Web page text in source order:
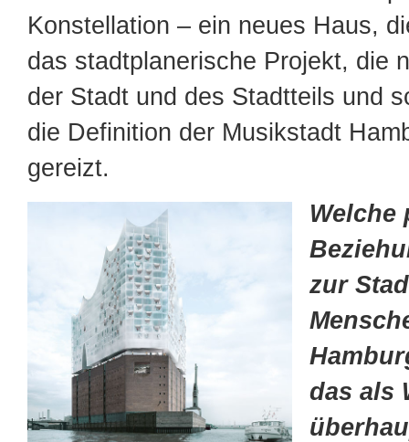
Konstellation – ein neues Haus,
das stadtplanerische Projekt, die
der Stadt und des Stadtteils und
die Definition der Musikstadt
gereizt.
Welche
zur
das als